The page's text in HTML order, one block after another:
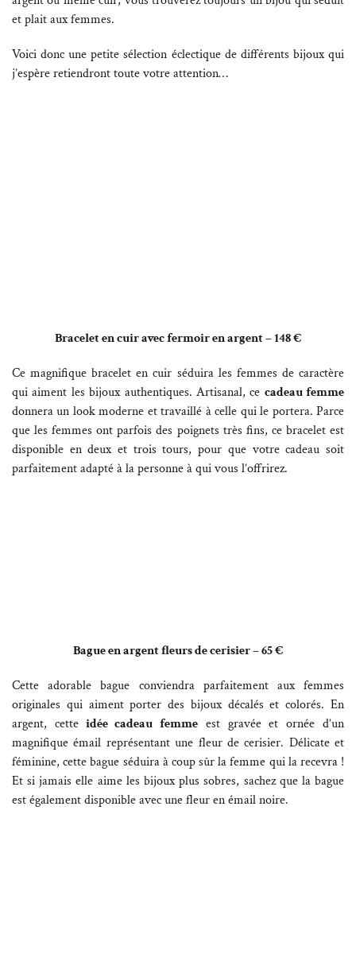
et plait aux femmes.
Voici donc une petite sélection éclectique de différents bijoux qui
j’espère retiendront toute votre attention…
Bracelet en cuir avec fermoir en argent – 148 €
Ce magnifique bracelet en cuir séduira les femmes de caractère
qui aiment les bijoux authentiques. Artisanal, ce cadeau femme
donnera un look moderne et travaillé à celle qui le portera. Parce
que les femmes ont parfois des poignets très fins, ce bracelet est
disponible en deux et trois tours, pour que votre cadeau soit
parfaitement adapté à la personne à qui vous l’offrirez.
Bague en argent fleurs de cerisier – 65 €
Cette adorable bague conviendra parfaitement aux femmes
originales qui aiment porter des bijoux décalés et colorés. En
argent, cetteidée cadeau femme est gravée et ornée d’un
magnifique émail représentant une fleur de cerisier. Délicate et
féminine, cette bague séduira à coup sûr la femme qui la recevra !
Et si jamais elle aime les bijoux plus sobres, sachez que la bague
est également disponible avec une fleur en émail noire.